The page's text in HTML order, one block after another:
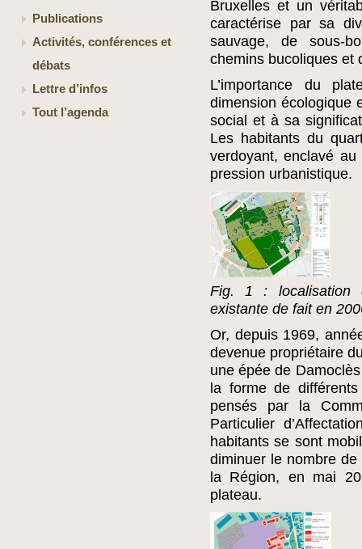
Publications
Activités, conférences et
débats
Lettre d’infos
Tout l’agenda
Bruxelles et un
caractérise par sa
sauvage, de sous-
chemins bucoliques et
L’importance du
dimension écologique
social et à sa
Les habitants du
verdoyant, enclavé
pression urbanistique.
Fig. 1 : localisation
existante de fait en
Or, depuis 1969,
devenue propriétaire
une épée de
la forme de
pensés par la
Particulier
habitants se sont
diminuer le nombre
la Région, en mai
plateau.